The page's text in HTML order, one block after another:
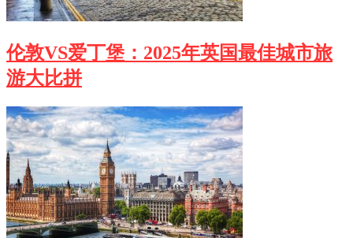
伦敦VS爱丁堡：2025年英国最佳城市旅
游大比拼